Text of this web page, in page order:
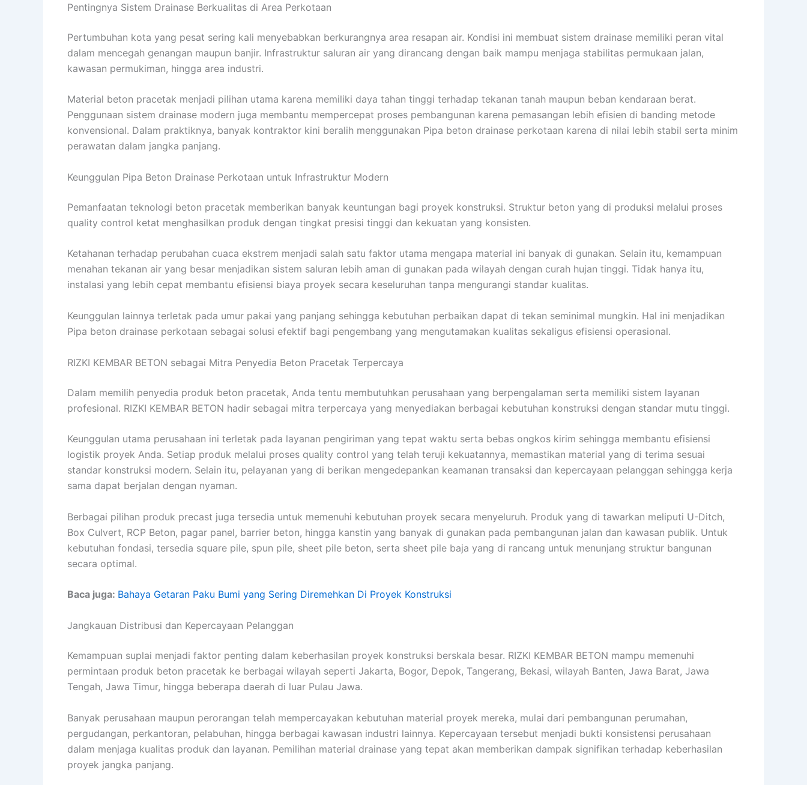
Pentingnya Sistem Drainase Berkualitas di Area Perkotaan
Pertumbuhan kota yang pesat sering kali menyebabkan berkurangnya area resapan air. Kondisi ini membuat sistem drainase memiliki peran vital
dalam mencegah genangan maupun banjir. Infrastruktur saluran air yang dirancang dengan baik mampu menjaga stabilitas permukaan jalan,
kawasan permukiman, hingga area industri.
Material beton pracetak menjadi pilihan utama karena memiliki daya tahan tinggi terhadap tekanan tanah maupun beban kendaraan berat.
Penggunaan sistem drainase modern juga membantu mempercepat proses pembangunan karena pemasangan lebih efisien di banding metode
konvensional. Dalam praktiknya, banyak kontraktor kini beralih menggunakan Pipa beton drainase perkotaan karena di nilai lebih stabil serta minim
perawatan dalam jangka panjang.
Keunggulan Pipa Beton Drainase Perkotaan untuk Infrastruktur Modern
Pemanfaatan teknologi beton pracetak memberikan banyak keuntungan bagi proyek konstruksi. Struktur beton yang di produksi melalui proses
quality control ketat menghasilkan produk dengan tingkat presisi tinggi dan kekuatan yang konsisten.
Ketahanan terhadap perubahan cuaca ekstrem menjadi salah satu faktor utama mengapa material ini banyak di gunakan. Selain itu, kemampuan
menahan tekanan air yang besar menjadikan sistem saluran lebih aman di gunakan pada wilayah dengan curah hujan tinggi. Tidak hanya itu,
instalasi yang lebih cepat membantu efisiensi biaya proyek secara keseluruhan tanpa mengurangi standar kualitas.
Keunggulan lainnya terletak pada umur pakai yang panjang sehingga kebutuhan perbaikan dapat di tekan seminimal mungkin. Hal ini menjadikan
Pipa beton drainase perkotaan sebagai solusi efektif bagi pengembang yang mengutamakan kualitas sekaligus efisiensi operasional.
RIZKI KEMBAR BETON sebagai Mitra Penyedia Beton Pracetak Terpercaya
Dalam memilih penyedia produk beton pracetak, Anda tentu membutuhkan perusahaan yang berpengalaman serta memiliki sistem layanan
profesional. RIZKI KEMBAR BETON hadir sebagai mitra terpercaya yang menyediakan berbagai kebutuhan konstruksi dengan standar mutu tinggi.
Keunggulan utama perusahaan ini terletak pada layanan pengiriman yang tepat waktu serta bebas ongkos kirim sehingga membantu efisiensi
logistik proyek Anda. Setiap produk melalui proses quality control yang telah teruji kekuatannya, memastikan material yang di terima sesuai
standar konstruksi modern. Selain itu, pelayanan yang di berikan mengedepankan keamanan transaksi dan kepercayaan pelanggan sehingga kerja
sama dapat berjalan dengan nyaman.
Berbagai pilihan produk precast juga tersedia untuk memenuhi kebutuhan proyek secara menyeluruh. Produk yang di tawarkan meliputi U-Ditch,
Box Culvert, RCP Beton, pagar panel, barrier beton, hingga kanstin yang banyak di gunakan pada pembangunan jalan dan kawasan publik. Untuk
kebutuhan fondasi, tersedia square pile, spun pile, sheet pile beton, serta sheet pile baja yang di rancang untuk menunjang struktur bangunan
secara optimal.
Baca juga: Bahaya Getaran Paku Bumi yang Sering Diremehkan Di Proyek Konstruksi
Jangkauan Distribusi dan Kepercayaan Pelanggan
Kemampuan suplai menjadi faktor penting dalam keberhasilan proyek konstruksi berskala besar. RIZKI KEMBAR BETON mampu memenuhi
permintaan produk beton pracetak ke berbagai wilayah seperti Jakarta, Bogor, Depok, Tangerang, Bekasi, wilayah Banten, Jawa Barat, Jawa
Tengah, Jawa Timur, hingga beberapa daerah di luar Pulau Jawa.
Banyak perusahaan maupun perorangan telah mempercayakan kebutuhan material proyek mereka, mulai dari pembangunan perumahan,
pergudangan, perkantoran, pelabuhan, hingga berbagai kawasan industri lainnya. Kepercayaan tersebut menjadi bukti konsistensi perusahaan
dalam menjaga kualitas produk dan layanan. Pemilihan material drainase yang tepat akan memberikan dampak signifikan terhadap keberhasilan
proyek jangka panjang.